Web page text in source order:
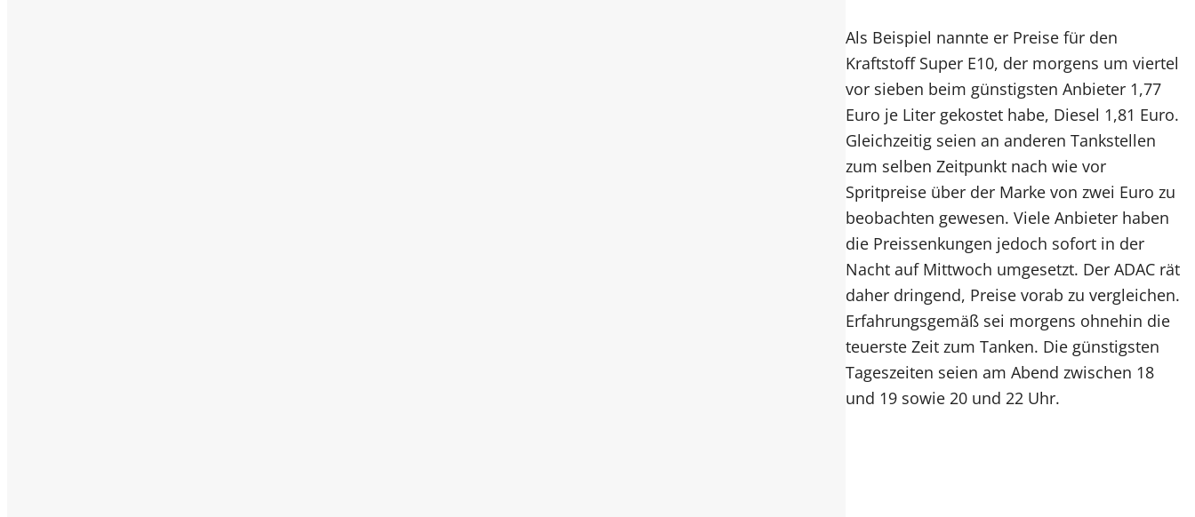
Als Beispiel nannte er Preise für den
Kraftstoff Super E10, der morgens um viertel
vor sieben beim günstigsten Anbieter 1,77
Euro je Liter gekostet habe, Diesel 1,81 Euro.
Gleichzeitig seien an anderen Tankstellen
zum selben Zeitpunkt nach wie vor
Spritpreise über der Marke von zwei Euro zu
beobachten gewesen. Viele Anbieter haben
die Preissenkungen jedoch sofort in der
Nacht auf Mittwoch umgesetzt. Der ADAC rät
daher dringend, Preise vorab zu vergleichen.
Erfahrungsgemäß sei morgens ohnehin die
teuerste Zeit zum Tanken. Die günstigsten
Tageszeiten seien am Abend zwischen 18
und 19 sowie 20 und 22 Uhr.